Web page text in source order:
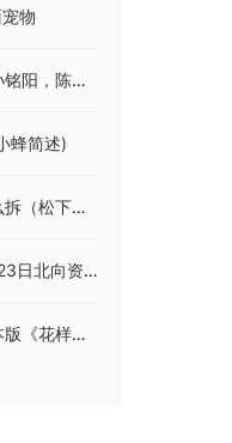
物
陈梦逆转蒯曼，王曼昱击败孙铭阳，陈幸同击败范思琦
蜂简述)
松下爱妻号洗衣机过滤器怎么拆（松下爱妻号洗衣机）
日出东方（603366）：8月23日北向资金减持108.85万股
花样少年少女日剧演员（日本版《花样少年少女》各位演员的名字）